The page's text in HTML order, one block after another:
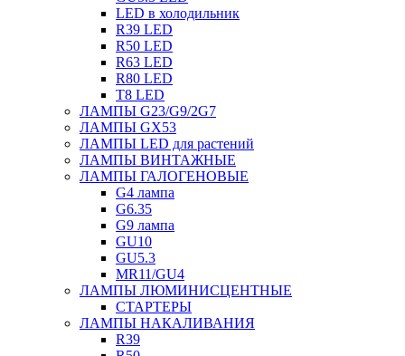
LED в холодильник
R39 LED
R50 LED
R63 LED
R80 LED
T8 LED
ЛАМПЫ G23/G9/2G7
ЛАМПЫ GX53
ЛАМПЫ LED для растений
ЛАМПЫ ВИНТАЖНЫЕ
ЛАМПЫ ГАЛОГЕНОВЫЕ
G4 лампа
G6.35
G9 лампа
GU10
GU5.3
MR11/GU4
ЛАМПЫ ЛЮМИНИСЦЕНТНЫЕ
СТАРТЕРЫ
ЛАМПЫ НАКАЛИВАНИЯ
R39